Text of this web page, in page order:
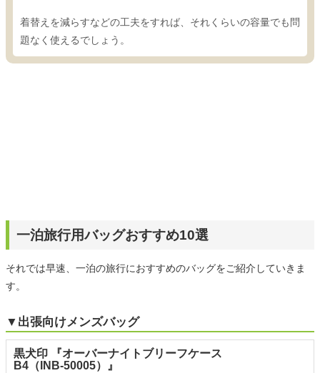
着替えを減らすなどの工夫をすれば、それくらいの容量でも問
題なく使えるでしょう。
一泊旅行用バッグおすすめ10選
それでは早速、一泊の旅行におすすめのバッグをご紹介していきま
す。
▼出張向けメンズバッグ
黒犬印 『オーバーナイトブリーフケース
B4（INB-50005）』